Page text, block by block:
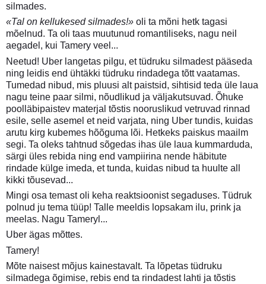
silmades.
«Tal on kellukesed silmades!» oli ta mõni hetk tagasi
mõelnud. Ta oli taas muutunud romantiliseks, nagu neil
aegadel, kui Tamery veel...
Neetud! Uber langetas pilgu, et tüdruku silmadest pääseda
ning leidis end ühtäkki tüdruku rindadega tõtt vaatamas.
Tumedad nibud, mis pluusi alt paistsid, sihtisid teda üle laua
nagu teine paar silmi, nõudlikud ja väljakutsuvad. Õhuke
poolläbipaistev materjal tõstis nooruslikud vetruvad rinnad
esile, selle asemel et neid varjata, ning Uber tundis, kuidas
arutu kirg kubemes hõõguma lõi. Hetkeks paiskus maailm
segi. Ta oleks tahtnud sõgedas ihas üle laua kummarduda,
särgi üles rebida ning end vampiirina nende häbitute
rindade külge imeda, et tunda, kuidas nibud ta huulte all
kikki tõusevad...
Mingi osa temast oli keha reaktsioonist segaduses. Tüdruk
polnud ju tema tüüp! Talle meeldis lopsakam ilu, prink ja
meelas. Nagu Tameryl...
Uber ägas mõttes.
Tamery!
Mõte naisest mõjus kainestavalt. Ta lõpetas tüdruku
silmadega õgimise, rebis end ta rindadest lahti ja tõstis